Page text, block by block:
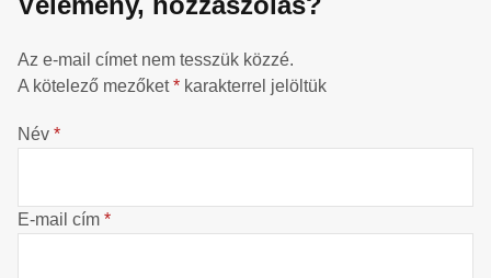
Az e-mail címet nem tesszük közzé.
A kötelező mezőket* karakterrel jelöltük
Név *
E-mail cím *